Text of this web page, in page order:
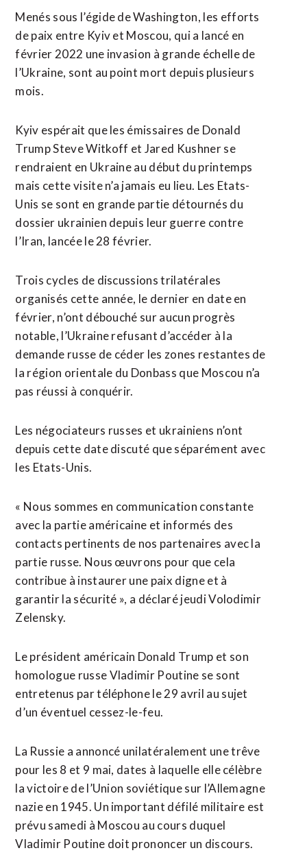
Menés sous l’égide de Washington, les efforts
de paix entre Kyiv et Moscou, qui a lancé en
février 2022 une invasion à grande ​échelle de
l’Ukraine, sont au point mort depuis plusieurs
mois.
Kyiv espérait que les émissaires de Donald
Trump Steve Witkoff et Jared Kushner se
rendraient en Ukraine au début du printemps
mais cette visite n’a jamais eu lieu. Les Etats-
Unis se sont en grande partie détournés du
dossier ukrainien depuis ⁠leur guerre contre
l’Iran, lancée le 28 février.
Trois cycles de discussions trilatérales
organisés cette année, ⁠le dernier en date en
février, n’ont débouché sur aucun progrès
notable, l’Ukraine refusant d’accéder à la
demande russe de céder les zones restantes de
la région orientale du Donbass que Moscou n’a
pas réussi à conquérir.
Les négociateurs russes et ukrainiens n’ont
depuis cette date discuté ⁠que ‌séparément avec
les Etats-Unis.
« Nous sommes en communication constante
avec la partie américaine ⁠et informés des
contacts pertinents de nos partenaires avec la ​
partie russe. Nous ​œuvrons pour que cela
contribue à instaurer une paix digne et à
garantir la sécurité », a ​déclaré jeudi Volodimir
Zelensky.
Le président américain Donald Trump et son
homologue russe Vladimir Poutine se sont
entretenus par téléphone le ‌29 avril au sujet ​
d’un éventuel cessez-le-feu.
La Russie a annoncé unilatéralement une trêve
pour les 8 et 9 mai, ​dates à laquelle elle célèbre
la victoire de l’Union soviétique sur l’Allemagne
nazie en 1945. Un important défilé militaire est
prévu samedi à Moscou au cours duquel
Vladimir Poutine doit prononcer un discours.